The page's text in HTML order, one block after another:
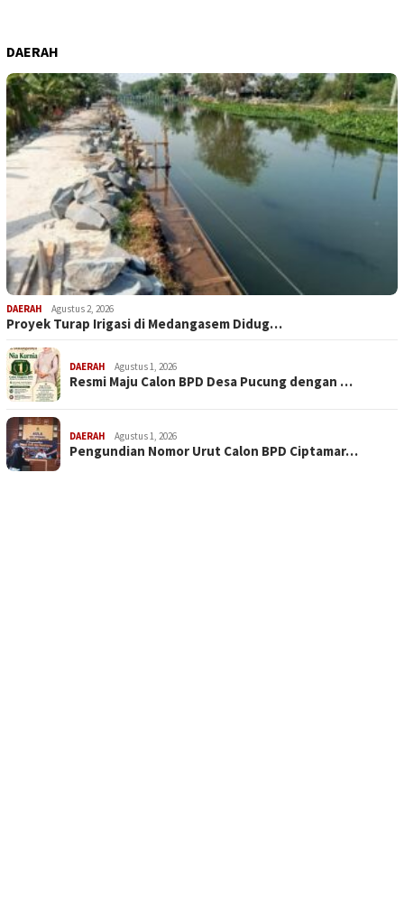
DAERAH
DAERAH Agustus 2, 2026
Proyek Turap Irigasi di Medangasem Didug…
DAERAH Agustus 1, 2026
Resmi Maju Calon BPD Desa Pucung dengan …
DAERAH Agustus 1, 2026
Pengundian Nomor Urut Calon BPD Ciptamar…